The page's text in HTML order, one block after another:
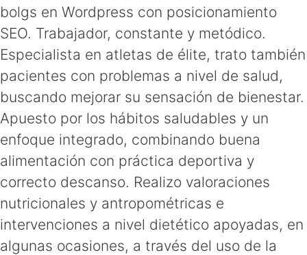
bolgs en Wordpress con posicionamiento
SEO. Trabajador, constante y metódico.
Especialista en atletas de élite, trato también
pacientes con problemas a nivel de salud,
buscando mejorar su sensación de bienestar.
Apuesto por los hábitos saludables y un
enfoque integrado, combinando buena
alimentación con práctica deportiva y
correcto descanso. Realizo valoraciones
nutricionales y antropométricas e
intervenciones a nivel dietético apoyadas, en
algunas ocasiones, a través del uso de la